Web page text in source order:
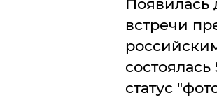
Появилась
встречи
статус